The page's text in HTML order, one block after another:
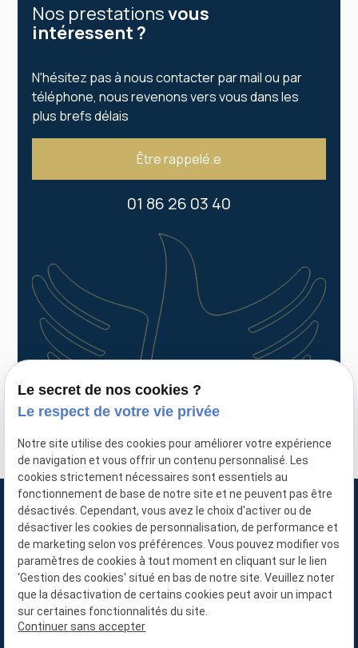
Nos prestationsvous
intéressent ?
N'hésitez pas à nous contacter par mail ou par
téléphone, nous revenons vers vous dans les
plus brefs délais
Être rappelé.e
01 86 26 03 40
Besoin d'infos ?
01 86 26 03 40
Le secret de nos cookies ?
Le respect de votre vie privée
Notre site utilise des cookies pour améliorer votre expérience
de navigation et vous offrir un contenu personnalisé. Les
cookies strictement nécessaires sont essentiels au
fonctionnement de base de notre site et ne peuvent pas être
désactivés. Cependant, vous avez le choix d'activer ou de
désactiver les cookies de personnalisation, de performance et
de marketing selon vos préférences. Vous pouvez modifier vos
paramètres de cookies à tout moment en cliquant sur le lien
'Gestion des cookies' situé en bas de notre site. Veuillez noter
que la désactivation de certains cookies peut avoir un impact
sur certaines fonctionnalités du site.
Continuer sans accepter